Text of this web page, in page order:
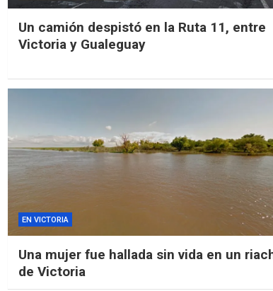
Un camión despistó en la Ruta 11, entre
Victoria y Gualeguay
EN VICTORIA
Una mujer fue hallada sin vida en un
de Victoria